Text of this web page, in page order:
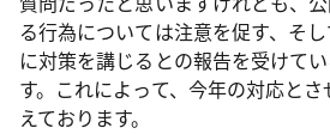
る行為については注意を促す、そ
に対策を講じるとの報告を受けて
す。これによって、今年の対応と
えております。